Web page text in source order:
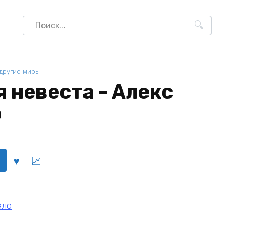
Search
for:
миры
невеста - Алекс